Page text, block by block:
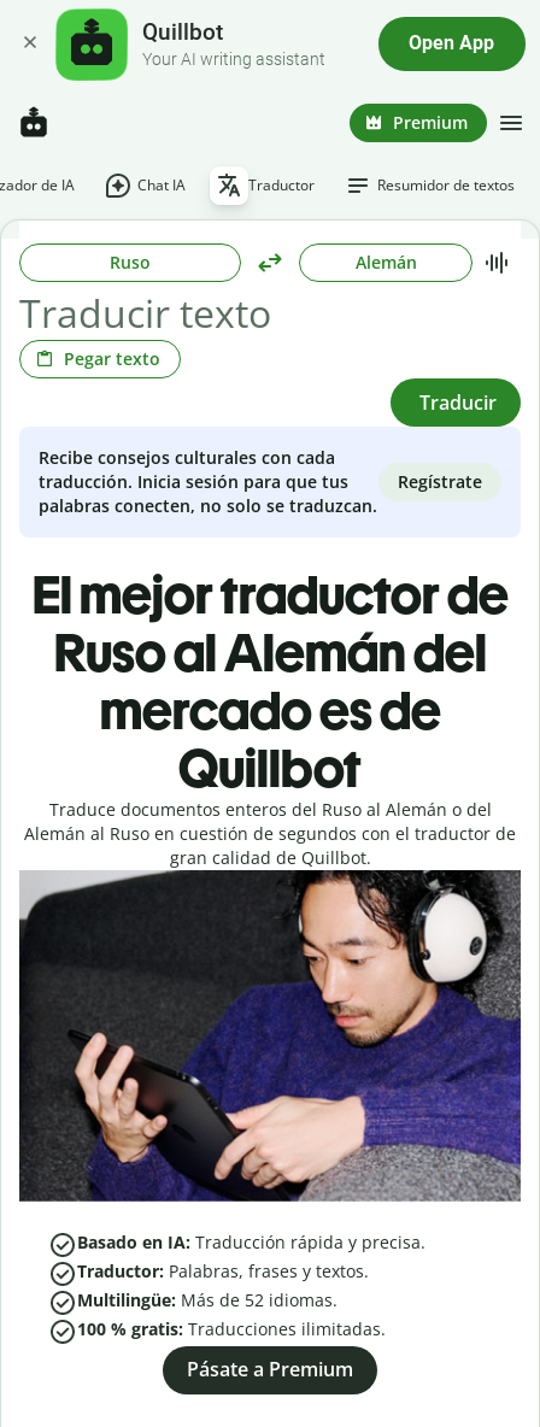
Quillbot
Your AI writing assistant
Open App
Premium
de IA Chat IA Traductor Resumidor de textos
Ruso Alemán
Pegar texto
Traducir
Recibe consejos culturales con cada
traducción. Inicia sesión para que tus
palabras conecten, no solo se traduzcan.
Regístrate
El mejor traductor de
Ruso al Alemán del
mercado es de
Quillbot
Traduce documentos enteros del Ruso al Alemán o del
Alemán al Ruso en cuestión de segundos con el traductor de
gran calidad de Quillbot.
Basado en IA: Traducción rápida y precisa.
Traductor: Palabras, frases y textos.
Multilingüe: Más de 52 idiomas.
100 % gratis: Traducciones ilimitadas.
Pásate a Premium